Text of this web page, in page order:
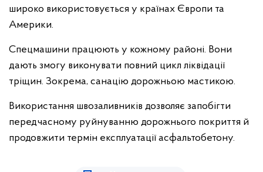
широко використовується у країнах Європи та
Америки.
Спецмашини працюють у кожному районі. Вони
дають змогу виконувати повний цикл ліквідації
тріщин. Зокрема, санацію дорожньою мастикою.
Використання швозаливників дозволяє запобігти
передчасному руйнуванню дорожнього покриття й
продовжити термін експлуатації асфальтобетону.